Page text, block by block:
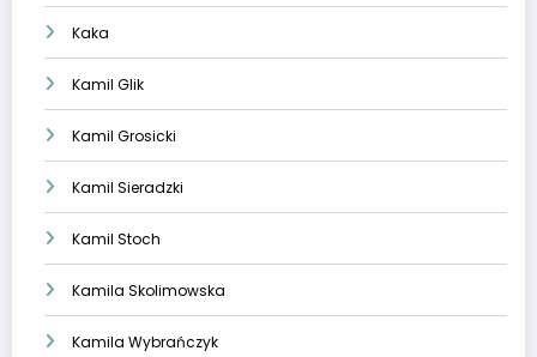
Kaka
Kamil Glik
Kamil Grosicki
Kamil Sieradzki
Kamil Stoch
Kamila Skolimowska
Kamila Wybrańczyk